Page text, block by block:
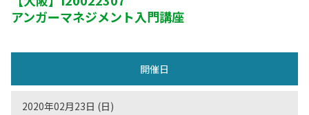
アンガーマネジメント入門講座
開催日
2020年02月23日 (日)